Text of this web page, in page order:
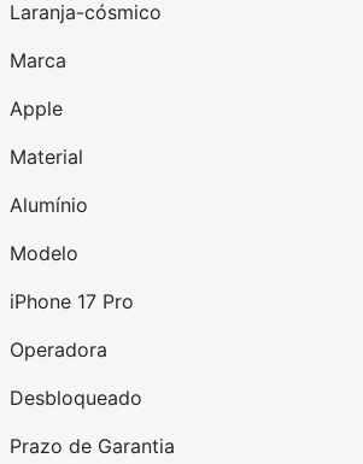
Laranja-cósmico
Marca
Apple
Material
Alumínio
Modelo
iPhone 17 Pro
Operadora
Desbloqueado
Prazo de Garantia